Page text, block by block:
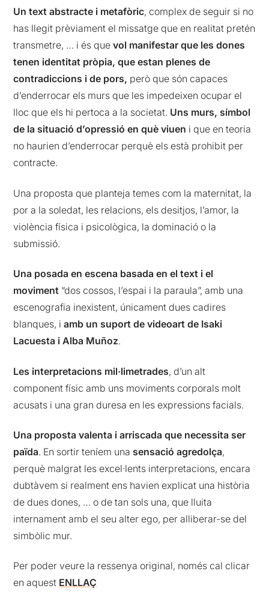
Un text abstracte i metafòric, complex de seguir si no
has llegit prèviament el missatge que en realitat pretén
transmetre, … i és quevol manifestar que les dones
tenen identitat pròpia, que estan plenes de
contradiccions i de pors, però que són capaces
d’enderrocar els murs que les impedeixen ocupar el
lloc que els hi pertoca a la societat. Uns murs, símbol
de la situació d’opressió en què viuen i que en teoria
no haurien d’enderrocar perquè els està prohibit per
contracte.
Una proposta que planteja temes com la maternitat, la
por a la soledat, les relacions, els desitjos, l’amor, la
violència física i psicològica, la dominació o la
submissió.
Una posada en escena basada en el text i el
moviment “dos cossos, l’espai i la paraula”, amb una
escenografia inexistent, únicament dues cadires
blanques, iamb un suport de videoart de Isaki
Lacuesta i Alba Muñoz.
Les interpretacions mil·limetrades, d’un alt
component físic amb uns moviments corporals molt
acusats i una gran duresa en les expressions facials.
Una proposta valenta i arriscada que necessita ser
païda. En sortir teníem una sensació agredolça,
perquè malgrat les excel·lents interpretacions, encara
dubtàvem si realment ens havien explicat una història
de dues dones, … o de tan sols una, que lluita
internament amb el seu alter ego, per alliberar-se del
simbòlic mur.
Per poder veure la ressenya original, només cal clicar
en aquest ENLLAÇ